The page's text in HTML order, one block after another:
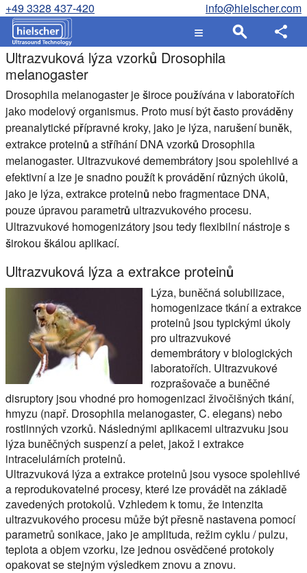
+49 3328 437-420 info@hielscher.com
Ultrazvuková lýza vzorků Drosophila
melanogaster
Drosophila melanogaster je široce používána v laboratořích
jako modelový organismus. Proto musí být často prováděny
preanalytické přípravné kroky, jako je lýza, narušení buněk,
extrakce proteinů a stříhání DNA vzorků Drosophila
melanogaster. Ultrazvukové demembrátory jsou spolehlivé a
efektivní a lze je snadno použít k provádění různých úkolů,
jako je lýza, extrakce proteinů nebo fragmentace DNA,
pouze úpravou parametrů ultrazvukového procesu.
Ultrazvukové homogenizátory jsou tedy flexibilní nástroje s
širokou škálou aplikací.
Ultrazvuková lýza a extrakce proteinů
Lýza, buněčná solubilizace,
homogenizace tkání a extrakce
proteinů jsou typickými úkoly
pro ultrazvukové
demembrátory v biologických
laboratořích. Ultrazvukové
rozprašovače a buněčné
disruptory jsou vhodné pro homogenizaci živočišných tkání,
hmyzu (např. Drosophila melanogaster, C. elegans) nebo
rostlinných vzorků. Následnými aplikacemi ultrazvuku jsou
lýza buněčných suspenzí a pelet, jakož i extrakce
intracelulárních proteinů.
Ultrazvuková lýza a extrakce proteinů jsou vysoce spolehlivé
a reprodukovatelné procesy, které lze provádět na základě
zavedených protokolů. Vzhledem k tomu, že intenzita
ultrazvukového procesu může být přesně nastavena pomocí
parametrů sonikace, jako je amplituda, režim cyklu / pulzu,
teplota a objem vzorku, lze jednou osvědčené protokoly
opakovat se stejným výsledkem znovu a znovu.